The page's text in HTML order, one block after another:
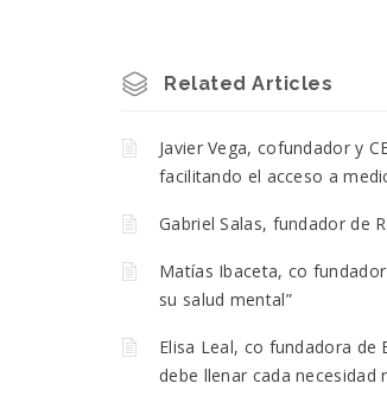
Related Articles
Javier Vega, cofundador y
facilitando el acceso a
Gabriel Salas, fundador de
Matías Ibaceta, co
su salud mental”
Elisa Leal, co fundadora de
debe llenar cada necesidad